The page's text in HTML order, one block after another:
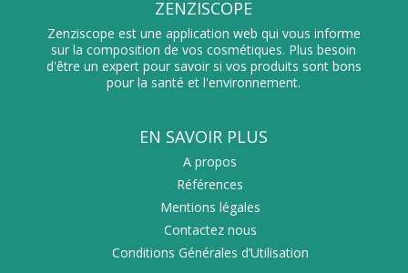
ZENZISCOPE
Zenziscope est une application web qui vous informe
sur la composition de vos cosmétiques. Plus besoin
d'être un expert pour savoir si vos produits sont bons
pour la santé et l'environnement.
EN SAVOIR PLUS
A propos
Références
Mentions légales
Contactez nous
Conditions Générales d’Utilisation